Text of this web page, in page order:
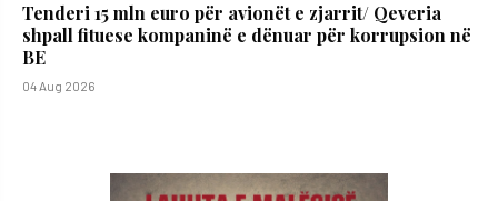
Tenderi 15 mln euro për avionët e zjarrit/ Qeveria
shpall fituese kompaninë e dënuar për korrupsion në
BE
04 Aug 2026